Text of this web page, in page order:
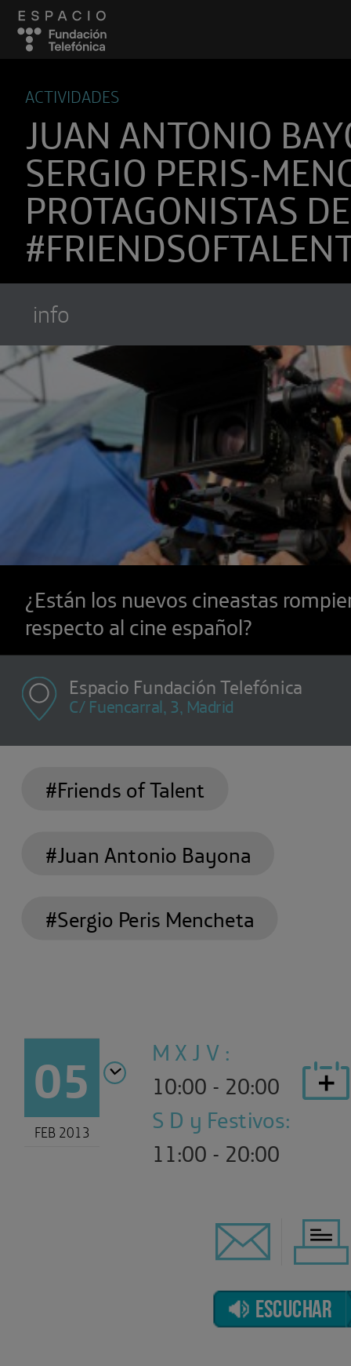
ACTIVIDADES
JUAN ANTONIO
SERGIO PERIS-
PROTAGONISTAS DE
info
¿Están los nuevos cineastas
respecto al cine español?
Espacio Fundación Telefónica
C/ Fuencarral, 3, Madrid
#Friends of Talent
#Juan Antonio Bayona
#Sergio Peris Mencheta
05
FEB 2013
M X J V :
10:00 - 20:00
S D y Festivos:
11:00 - 20:00
ESCUCHAR